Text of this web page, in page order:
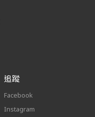
追蹤
Facebook
Instagram